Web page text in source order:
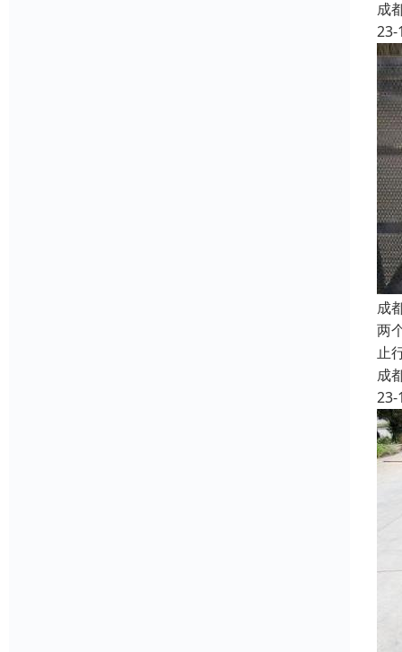
成
23-
成
两
止
成
23-